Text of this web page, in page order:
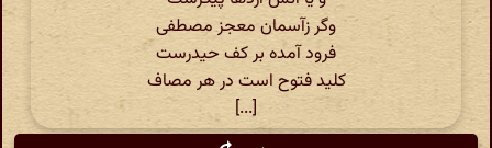
وگر زآسمان معجز مصطفی
فرود آمده بر کف حیدرست
کلید فتوح است در هر مصاف
[...]